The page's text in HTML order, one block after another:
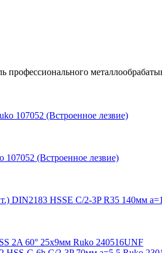
профессионального
107052 (Встроенное лезвие)
HSSE C/2-3P R35 140мм
2A 60° 25x9мм Ruko 240516UNF